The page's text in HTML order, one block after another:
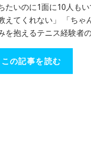
たいのに1面に10人も
えてくれない」 「ちゃ
を抱えるテニス経験者
この記事を読む